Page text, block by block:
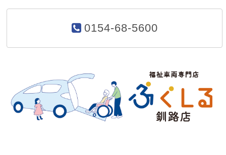
0154-68-5600